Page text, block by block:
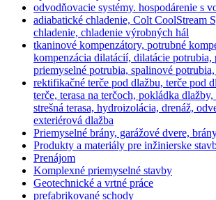
odvodňovacie systémy. hospodárenie s
adiabatické chladenie, Colt CoolStream
chladenie, chladenie výrobných hál
tkaninové kompenzátory, potrubné
kompenzácia dilatácií, dilatácie potrubia,
priemyselné potrubia, spalinové
rektifikačné terče pod dlažbu, terče pod
terče, terasa na terčoch, pokládka dlažby,
strešná terasa, hydroizolácia, drenáž,
exteriérová dlažba
Priemyselné brány, garážové dvere,
Produkty a materiály pre inžinierske
Prenájom
Komplexné priemyselné stavby
Geotechnické a vrtné práce
prefabrikované schody